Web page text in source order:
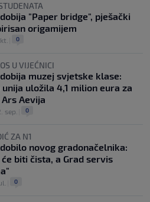
"Paper bridge", pješački
origamijem
0
U VIJEĆNICI
muzej svjetske klase:
uložila 4,1 milion eura za
Aevija
sep. 0
ZA N1
novog gradonačelnika:
biti čista, a Grad servis
0